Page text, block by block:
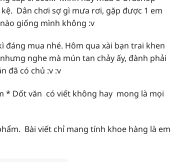
Dân chơi sợ gì mưa rơi, gặp được 1 em
giống mình không :v
đáng mua nhé. Hôm qua xài bạn trai khen
nghe mà mún tan chảy ấy, đành phải
đã có chủ :v :v
* Dốt văn có viết không hay mong là mọi
Bài viết chỉ mang tính khoe hàng là em